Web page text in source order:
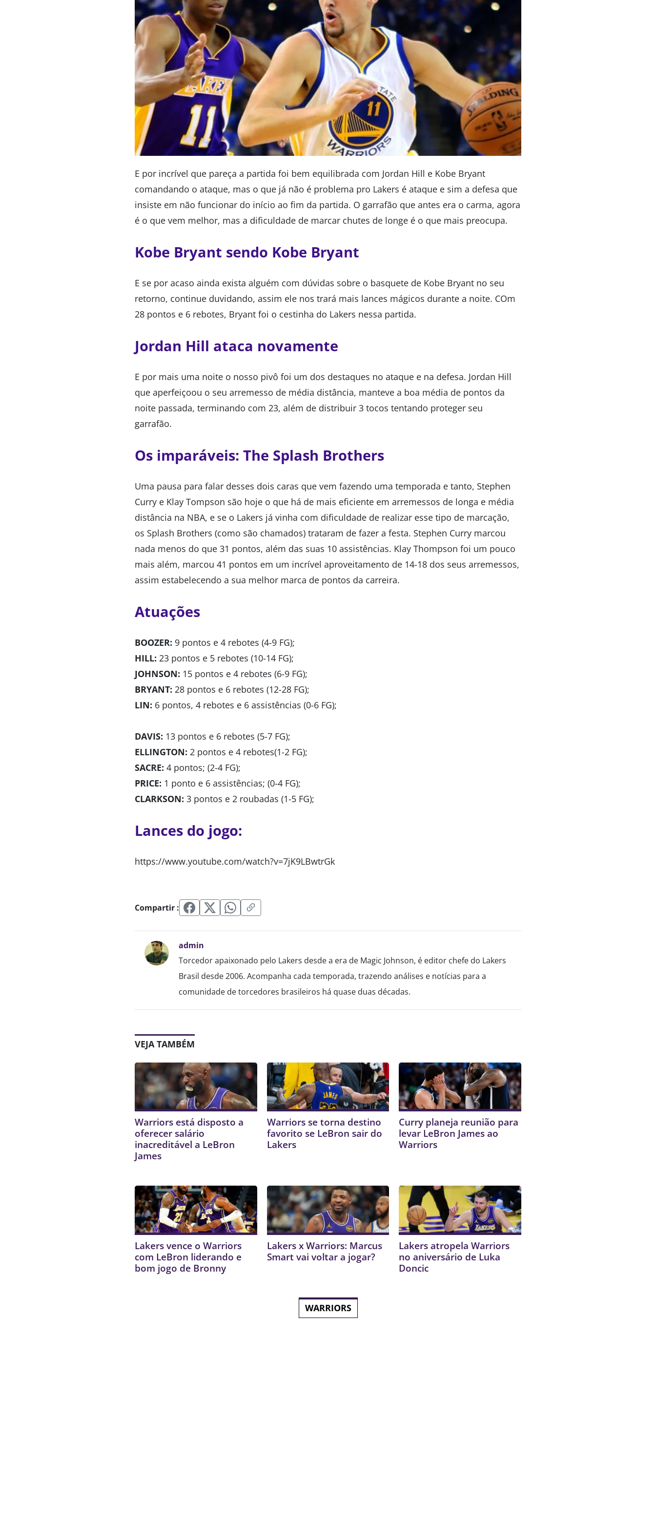
E por incrível que pareça a partida foi bem equilibrada com Jordan Hill e Kobe Bryant
comandando o ataque, mas o que já não é problema pro Lakers é ataque e sim a defesa que
insiste em não funcionar do início ao fim da partida. O garrafão que antes era o carma, agora
é o que vem melhor, mas a dificuldade de marcar chutes de longe é o que mais preocupa.
Kobe Bryant sendo Kobe Bryant
E se por acaso ainda exista alguém com dúvidas sobre o basquete de Kobe Bryant no seu
retorno, continue duvidando, assim ele nos trará mais lances mágicos durante a noite. COm
28 pontos e 6 rebotes, Bryant foi o cestinha do Lakers nessa partida.
Jordan Hill ataca novamente
E por mais uma noite o nosso pivô foi um dos destaques no ataque e na defesa. Jordan Hill
que aperfeiçoou o seu arremesso de média distância, manteve a boa média de pontos da
noite passada, terminando com 23, além de distribuir 3 tocos tentando proteger seu
garrafão.
Os imparáveis: The Splash Brothers
Uma pausa para falar desses dois caras que vem fazendo uma temporada e tanto, Stephen
Curry e Klay Tompson são hoje o que há de mais eficiente em arremessos de longa e média
distância na NBA, e se o Lakers já vinha com dificuldade de realizar esse tipo de marcação,
os Splash Brothers (como são chamados) trataram de fazer a festa. Stephen Curry marcou
nada menos do que 31 pontos, além das suas 10 assistências. Klay Thompson foi um pouco
mais além, marcou 41 pontos em um incrível aproveitamento de 14-18 dos seus arremessos,
assim estabelecendo a sua melhor marca de pontos da carreira.
Atuações
BOOZER: 9 pontos e 4 rebotes (4-9 FG);
HILL: 23 pontos e 5 rebotes (10-14 FG);
JOHNSON: 15 pontos e 4 rebotes (6-9 FG);
BRYANT: 28 pontos e 6 rebotes (12-28 FG);
LIN: 6 pontos, 4 rebotes e 6 assistências (0-6 FG);
DAVIS: 13 pontos e 6 rebotes (5-7 FG);
ELLINGTON: 2 pontos e 4 rebotes(1-2 FG);
SACRE: 4 pontos; (2-4 FG);
PRICE: 1 ponto e 6 assistências; (0-4 FG);
CLARKSON: 3 pontos e 2 roubadas (1-5 FG);
Lances do jogo:
https://www.youtube.com/watch?v=7jK9LBwtrGk
Compartir :
admin
Torcedor apaixonado pelo Lakers desde a era de Magic Johnson, é editor chefe do Lakers
Brasil desde 2006. Acompanha cada temporada, trazendo análises e notícias para a
comunidade de torcedores brasileiros há quase duas décadas.
VEJA TAMBÉM
Warriors está disposto a
oferecer salário
inacreditável a LeBron
James
Warriors se torna destino
favorito se LeBron sair do
Lakers
Curry planeja reunião para
levar LeBron James ao
Warriors
Lakers vence o Warriors
com LeBron liderando e
bom jogo de Bronny
Lakers x Warriors: Marcus
Smart vai voltar a jogar?
Lakers atropela Warriors
no aniversário de Luka
Doncic
WARRIORS